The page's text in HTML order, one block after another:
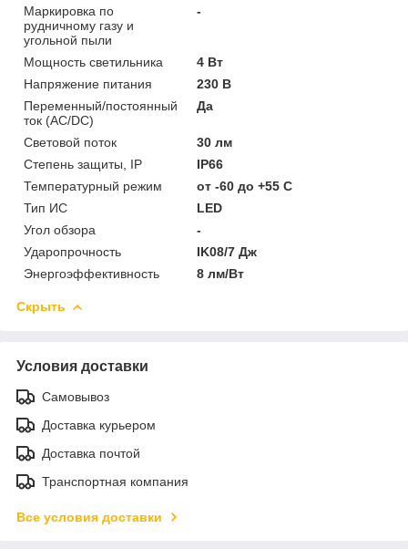
Маркировка по
рудничному газу и
угольной пыли
-
Мощность светильника
4 Вт
Напряжение питания
230 В
Переменный/постоянный
ток (AC/DC)
Да
Световой поток
30 лм
Степень защиты, IP
IP66
Температурный режим
от -60 до +55 C
Тип ИС
LED
Угол обзора
-
Ударопрочность
IK08/7 Дж
Энергоэффективность
8 лм/Вт
Скрыть
Условия доставки
Самовывоз
Доставка курьером
Доставка почтой
Транспортная компания
Все условия доставки